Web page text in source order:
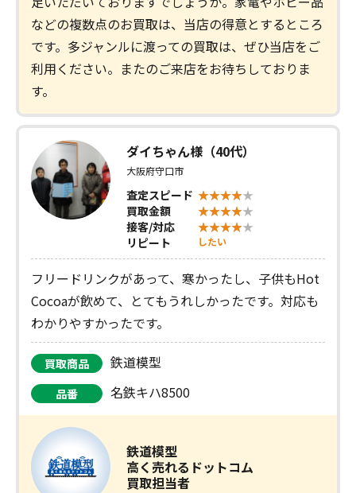
などの複数点のお買取は、当店の得意とするところ
です。多ジャンルに渡っての買取は、ぜひ当店をご
利用ください。またのご来店をお待ちしておりま
す。
ダイちゃん様（40代）
大阪府守口市
査定スピード
買取金額
接客/対応
リピート
したい
フリードリンクがあって、寒かったし、子供もHot
Cocoaが飲めて、とてもうれしかったです。対応も
わかりやすかったです。
買取商品 鉄道模型
品番 名鉄キハ8500
鉄道模型
高く売れるドットコム
買取担当者